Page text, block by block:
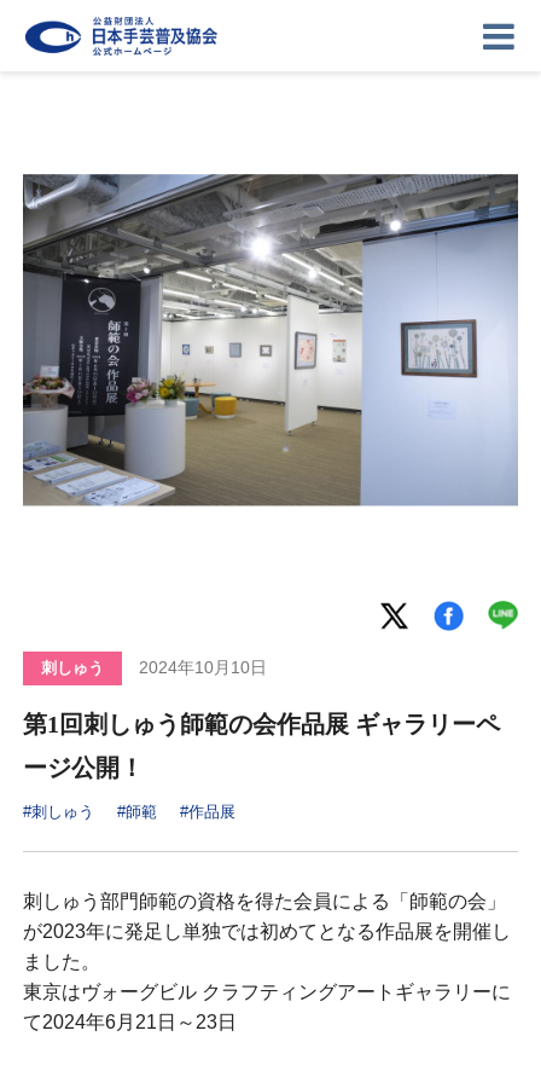
ニュース 記事 講座
イベント ギャラリー お問い合わせ
協会について ログイン
刺しゅう 2024年10月10日
第1回刺しゅう師範の会作品展 ギャラリーペ
ージ公開！
#刺しゅう #師範 #作品展
刺しゅう部門師範の資格を得た会員による「師範の会」
が2023年に発足し単独では初めてとなる作品展を開催し
ました。
東京はヴォーグビル クラフティングアートギャラリーに
て2024年6月21日～23日